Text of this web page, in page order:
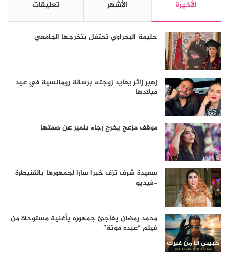
الأخيرة الأشهر تعليقات
حليمة البحراوي تحتفل بتخرجها الجامعي
زهير زائر يعايد زوجته برسالة رومانسية في عيد
ميلادها
موقف مزعج يخرج رجاء بلمير عن صمتها
سعيدة شرف تزف خبرا سارا لجمهورها بالقنيطرة
-فيديو
محمد رمضان يفاجئ جمهوره بأغنية مستوحاة من
فيلم “عبده موتة”